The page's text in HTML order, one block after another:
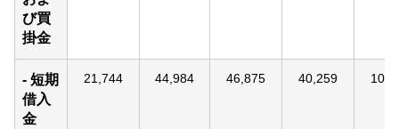
び買
掛金
- 短期
借入
金
21,744 44,984 46,875 40,259